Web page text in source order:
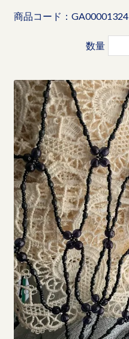
商品コード：GA00001324
数量